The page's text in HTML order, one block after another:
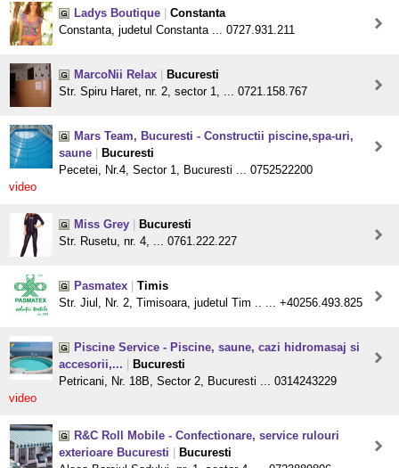
Ladys Boutique
Constanta
Constanta, judetul Constanta ... 0727.931.211
MarcoNii Relax
Bucuresti
Str. Spiru Haret, nr. 2, sector 1, ... 0721.158.767
Mars Team, Bucuresti - Constructii piscine,spa-uri,
saune
Bucuresti
Pecetei, Nr.4, Sector 1, Bucuresti ... 0752522200
video
Miss Grey
Bucuresti
Str. Rusetu, nr. 4, ... 0761.222.227
Pasmatex
Timis
Str. Jiul, Nr. 2, Timisoara, judetul Tim .. ... +40256.493.825
Piscine Service - Piscine, saune, cazi hidromasaj si
accesorii,...
Bucuresti
Petricani, Nr. 18B, Sector 2, Bucuresti ... 0314243229
video
R&C Roll Mobile - Confectionare, service rulouri
exterioare Bucuresti
Bucuresti